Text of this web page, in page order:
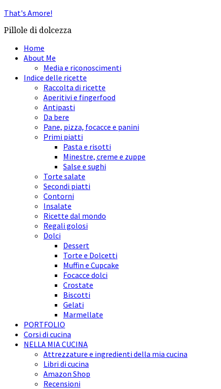
That's Amore!
Pillole di dolcezza
Home
About Me
Media e riconoscimenti
Indice delle ricette
Raccolta di ricette
Aperitivi e fingerfood
Antipasti
Da bere
Pane, pizza, focacce e panini
Primi piatti
Pasta e risotti
Minestre, creme e zuppe
Salse e sughi
Torte salate
Secondi piatti
Contorni
Insalate
Ricette dal mondo
Regali golosi
Dolci
Dessert
Torte e Dolcetti
Muffin e Cupcake
Focacce dolci
Crostate
Biscotti
Gelati
Marmellate
PORTFOLIO
Corsi di cucina
NELLA MIA CUCINA
Attrezzature e ingredienti della mia cucina
Libri di cucina
Amazon Shop
Recensioni